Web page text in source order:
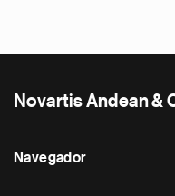
Novartis Andean &
Navegador